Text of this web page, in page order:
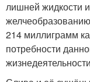
лишней жидкости
214 миллиграмм
потребности